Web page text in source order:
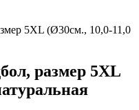
5XL (Ø30см., 10,0-11,0
размер 5XL